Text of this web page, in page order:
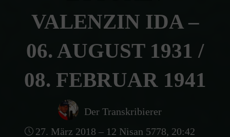
VALENZIN IDA –
06. AUGUST 1931 /
08. FEBRUAR 1941
Der Transkribierer
27. März 2018 – 12 Nisan 5778, 20:42